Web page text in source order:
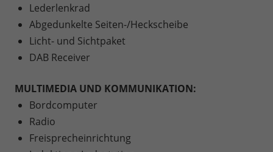
Lederlenkrad
Abgedunkelte Seiten-/Heckscheibe
Licht- und Sichtpaket
DAB Receiver
MULTIMEDIA UND KOMMUNIKATION:
Bordcomputer
Radio
Freisprecheinrichtung